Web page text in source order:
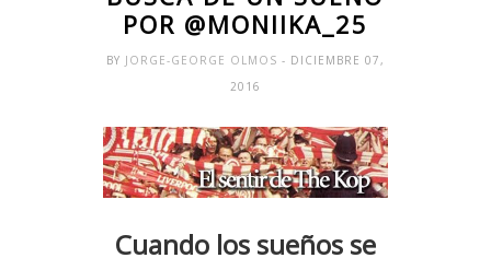
POR @MONIIKA_25
BY JORGE-GEORGE OLMOS - DICIEMBRE 07,
2016
Cuando los sueños se